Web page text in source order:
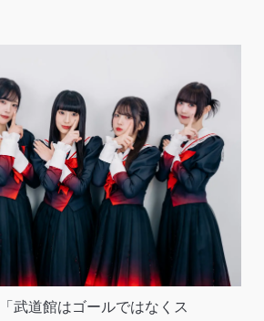
武道館はゴールではなくス